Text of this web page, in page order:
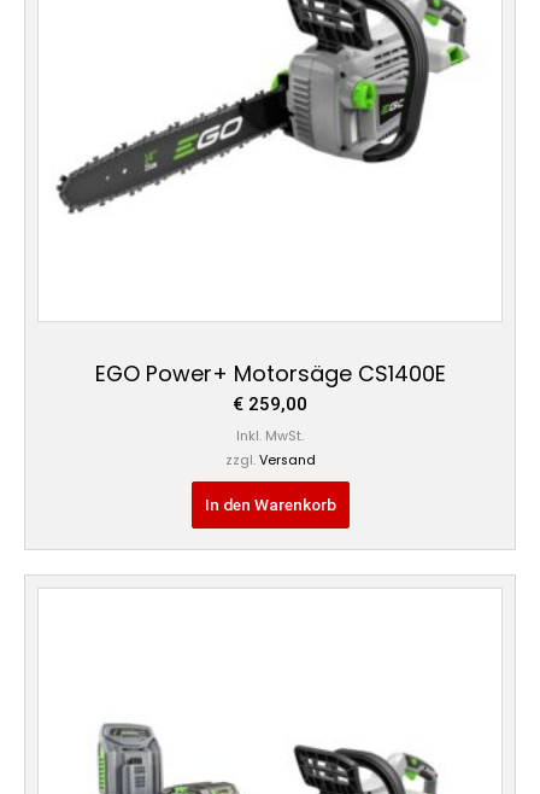
EGO Power+ Motorsäge CS1400E
€ 259,00
Inkl. MwSt.
zzgl. Versand
In den Warenkorb